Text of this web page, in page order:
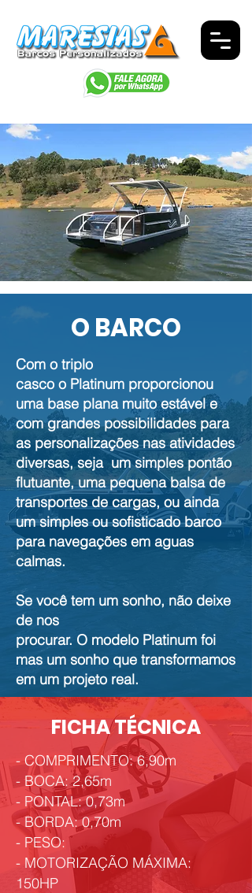
O BARCO
Com o triplo
casco o Platinum proporcionou
uma base plana muito estável e
com grandes possibilidades para
as personalizações nas atividades
diversas, seja um simples pontão
flutuante, uma pequena balsa de
transportes de cargas, ou ainda
um simples ou sofisticado barco
para navegações em aguas
calmas.
Se você tem um sonho, não deixe
de nos
procurar. O modelo Platinum foi
mas um sonho que transformamos
em um projeto real.
FICHA TÉCNICA
- COMPRIMENTO: 6,90m
- BOCA: 2,65m
- PONTAL: 0,73m
- BORDA: 0,70m
- PESO:
- MOTORIZAÇÃO MÁXIMA:
150HP